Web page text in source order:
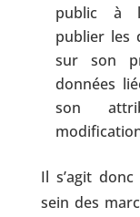
public à
publier les
sur son
données
son
Il s’agit
sein des